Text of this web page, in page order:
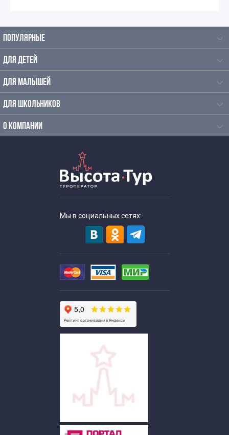
Экскурсии в музеи для школьников 6 классов
Экскурсии для школьников 7 класса в Москве
Автобусные экскурсии по Москве для школьников
Автобусные экскурсии для школьников средней школы
Экскурсии для школьников в необычные музеи
Экскурсии для школьников средних классов
Экскурсии для старшеклассников
Выездные экскурсии для школьников
Экскурсии в музеи Москвы
Развлекательные экскурсии по Москве
Экскурсии по Москве в будние дни
ПОПУЛЯРНЫЕ
ДЛЯ ДЕТЕЙ
ДЛЯ МАЛЫШЕЙ
ДЛЯ ШКОЛЬНИКОВ
О КОМПАНИИ
Мы в социальных сетях: